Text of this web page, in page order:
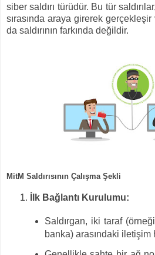
siber saldırı türüdür. Bu tür
sırasında araya girerek
da saldırının farkında değildir.
MitM Saldırısının Çalışma Şekli
İlk Bağlantı Kurulumu:
Saldırgan, iki taraf
banka) arasındaki iletişim